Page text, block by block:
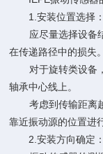
1.安装位置选择：
应尽量选择设备结
在传递路径中的损失。
对于旋转类设备，
轴承中心线上。
考虑到传输距离越
靠近振动源的位置进
2.安装方向确定：